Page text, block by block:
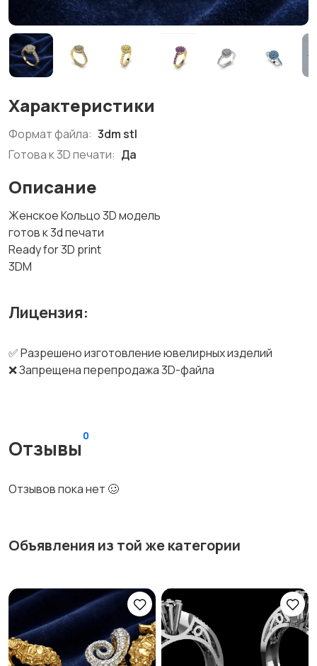
Характеристики
Формат файла: 3dm stl
Готова к 3D печати: Да
Описание
Женское Кольцо 3D модель
готов к 3d печати
Ready for 3D print
3DM
Лицензия:
✅ Разрешено изготовление ювелирных изделий
❌ Запрещена перепродажа 3D-файла
Отзывы
0
Отзывов пока нет 🥴
Объявления из той же категории